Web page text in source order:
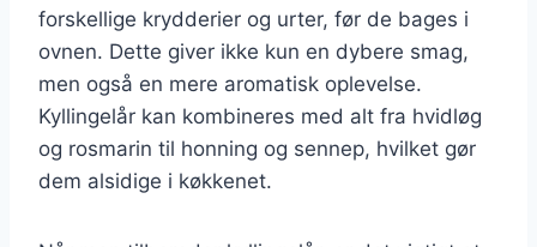
forskellige krydderier og urter, før de bages i
ovnen. Dette giver ikke kun en dybere smag,
men også en mere aromatisk oplevelse.
Kyllingelår kan kombineres med alt fra hvidløg
og rosmarin til honning og sennep, hvilket gør
dem alsidige i køkkenet.